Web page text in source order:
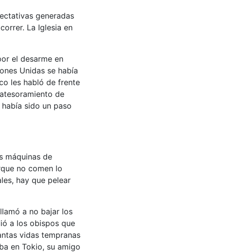
generadas
La Iglesia en
el desarme en
Unidas se había
les habló de frente
de
sido un paso
máquinas de
no comen lo
hay que pelear
a no bajar los
a los obispos que
vidas tempranas
en Tokio, su amigo